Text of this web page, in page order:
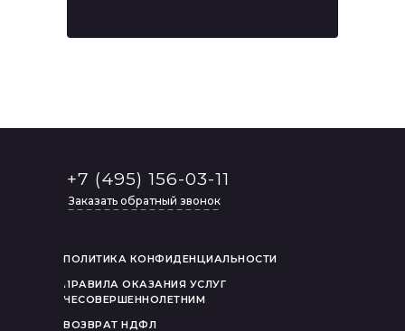
+7 (495) 156-03-11
Заказать обратный звонок
ПРАВИЛА ОКАЗАНИЯ УСЛУГ
НЕСОВЕРШЕННОЛЕТНИМ
ПОЛИТИКА КОНФИДЕНЦИАЛЬНОСТИ
ВОЗВРАТ НДФЛ